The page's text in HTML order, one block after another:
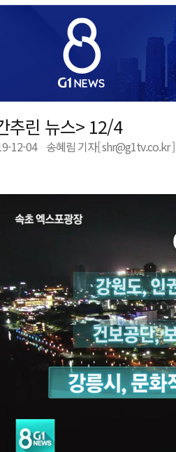
감 사업 등 건의
가포르 복합리조트
리조트로 진화 중"
원 수강생 모집
느리 축제
도’
추린 뉴스> 12/4
12-04 송혜림 기자[ shr@g1tv.co.kr ]